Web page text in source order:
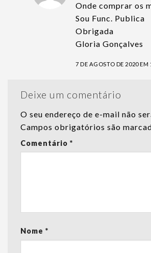
Onde comprar os
Sou Func. Publica
Obrigada
Gloria Gonçalves
7 DE AGOSTO DE 2020 EM
Deixe um comentário
O seu endereço de e-mail não
Campos obrigatórios são
Comentário *
Nome *